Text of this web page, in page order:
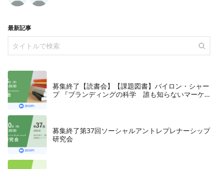
最新記事
募集終了【読書会】【課題図書】バイロン・シャー
プ 『ブランディングの科学 誰も知らないマーケ
募集終了第37回ソーシャルアントレプレナーシップ
研究会